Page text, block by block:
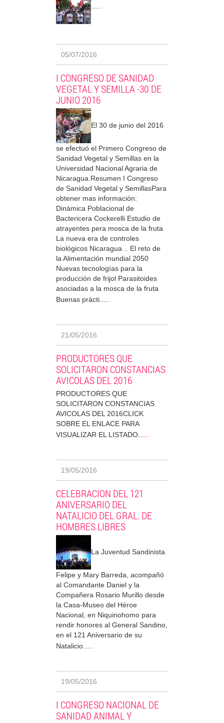
...
05/07/2016
I CONGRESO DE SANIDAD
VEGETAL Y SEMILLA -30 DE
JUNIO 2016
El 30 de junio del 2016
se efectuó el Primero Congreso de
Sanidad Vegetal y Semillas en la
Universidad Nacional Agraria de
Nicaragua.Resumen I Congreso
de Sanidad Vegetal y SemillasPara
obtener mas información:
Dinámica Poblacional de
Bactericera Cockerelli Estudio de
atrayentes pera mosca de la fruta
La nueva era de controles
biológicos Nicaragua .. El reto de
la Alimentación mundial 2050
Nuevas tecnologías para la
producción de frijol Parasitoides
asociadas a la mosca de la fruta
Buenas prácti... ...
21/05/2016
PRODUCTORES QUE
SOLICITARON CONSTANCIAS
AVICOLAS DEL 2016
PRODUCTORES QUE
SOLICITARON CONSTANCIAS
AVICOLAS DEL 2016CLICK
SOBRE EL ENLACE PARA
VISUALIZAR EL LISTADO... ...
19/05/2016
CELEBRACION DEL 121
ANIVERSARIO DEL
NATALICIO DEL GRAL. DE
HOMBRES LIBRES
La Juventud Sandinista
Felipe y Mary Barreda, acompañó
al Comandante Daniel y la
Compañera Rosario Murillo desde
la Casa-Museo del Héroe
Nacional, en Niquinohomo para
rendir honores al General Sandino,
en el 121 Aniversario de su
Natalicio... ...
19/05/2016
I CONGRESO NACIONAL DE
SANIDAD ANIMAL Y